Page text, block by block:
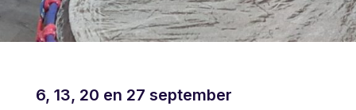
6, 13, 20 en 27 september